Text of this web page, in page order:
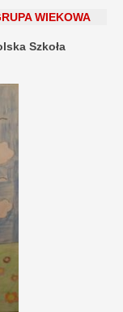
WIEKOWA
Szkoła